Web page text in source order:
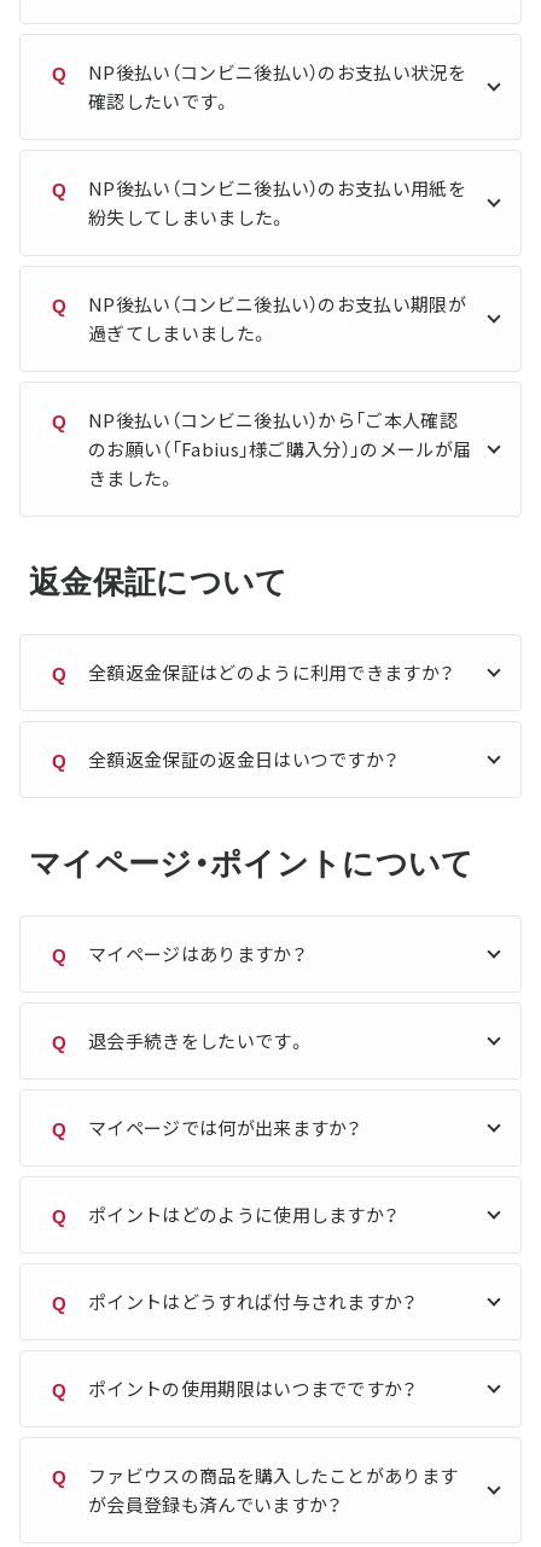
Q
NP後払い（コンビニ後払い）のお支払い状況を
確認したいです。
Q
NP後払い（コンビニ後払い）のお支払い用紙を
紛失してしまいました。
Q
NP後払い（コンビニ後払い）のお支払い期限が
過ぎてしまいました。
Q
NP後払い（コンビニ後払い）から「ご本人確認
のお願い（「Fabius」様ご購入分）」のメールが届
きました。
返金保証について
Q 全額返金保証はどのように利用できますか？
Q 全額返金保証の返金日はいつですか？
マイページ・ポイントについて
Q マイページはありますか？
Q 退会手続きをしたいです。
Q マイページでは何が出来ますか？
Q ポイントはどのように使用しますか？
Q ポイントはどうすれば付与されますか？
Q ポイントの使用期限はいつまでですか？
Q
ファビウスの商品を購入したことがあります
が会員登録も済んでいますか？